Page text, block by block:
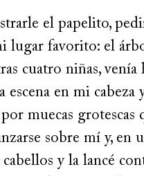
el papelito,
lugar favorito: el
cuatro niñas,
escena en mi cabeza
muecas grotescas
sobre mí y, en
y la lancé